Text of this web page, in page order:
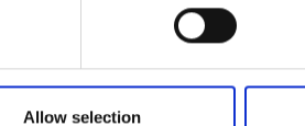
Allow selection